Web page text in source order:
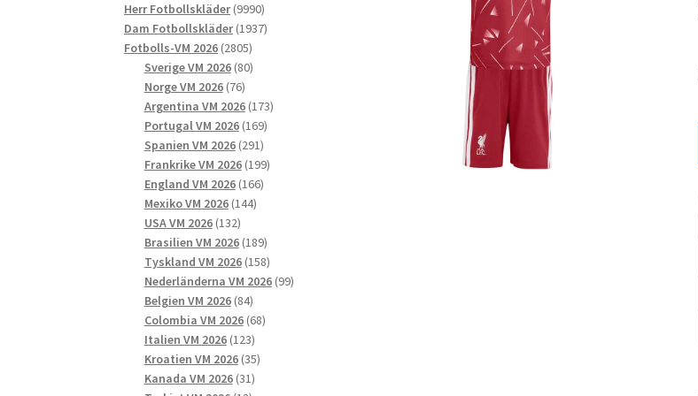
produkter
Herr Fotbollskläder 99909990
produkter
Dam Fotbollskläder 19371937
Fotbolls-VM 2026 28052805
produkter
Sverige VM 2026 8080
Norge VM 2026 7676
produkter
Argentina VM 2026 173173
Portugal VM 2026 169169
produkter
Spanien VM 2026 291291
produkter
Frankrike VM 2026 199199
England VM 2026 166166
Mexiko VM 2026 144144
USA VM 2026 132132
produkter
Brasilien VM 2026 189189
produkter
Tyskland VM 2026 158158
produkter
Nederländerna VM 2026 9999
Belgien VM 2026 8484
produkter
Colombia VM 2026 6868
Italien VM 2026 123123
produkter
Kroatien VM 2026 3535
Kanada VM 2026 3131